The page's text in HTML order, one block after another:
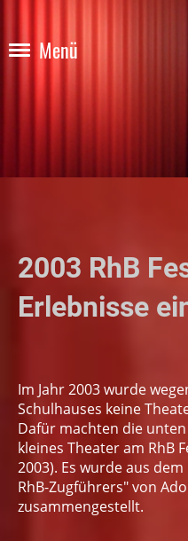
Menü
2003 RhB
Erlebnisse
Im Jahr 2003 wurde
Schulhauses keine
Dafür machten die
kleines Theater am RhB
2003). Es wurde aus
RhB-Zugführers" von
zusammengestellt.